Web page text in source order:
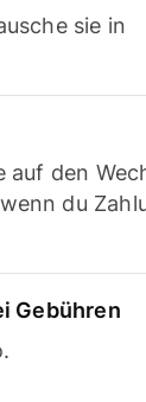
sie in
auf den
du
Gebühren